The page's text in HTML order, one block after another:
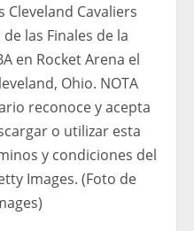
Cavaliers
las Finales de la
en Rocket Arena el
Ohio. NOTA
reconoce y acepta
o utilizar esta
y condiciones del
Images. (Foto de